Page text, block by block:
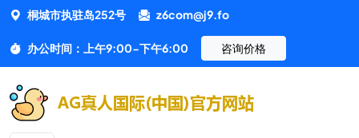
桐城市执驻岛252号 z6com@j9.fo
办公时间：上午9:00-下午6:00 咨询价格